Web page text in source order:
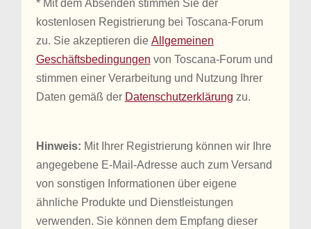
* Mit dem Absenden stimmen Sie der
kostenlosen Registrierung bei Toscana-Forum
zu. Sie akzeptieren die Allgemeinen
Geschäftsbedingungen von Toscana-Forum und
stimmen einer Verarbeitung und Nutzung Ihrer
Daten gemäß der Datenschutzerklärung zu.
Hinweis: Mit Ihrer Registrierung können wir Ihre
angegebene E-Mail-Adresse auch zum Versand
von sonstigen Informationen über eigene
ähnliche Produkte und Dienstleistungen
verwenden. Sie können dem Empfang dieser